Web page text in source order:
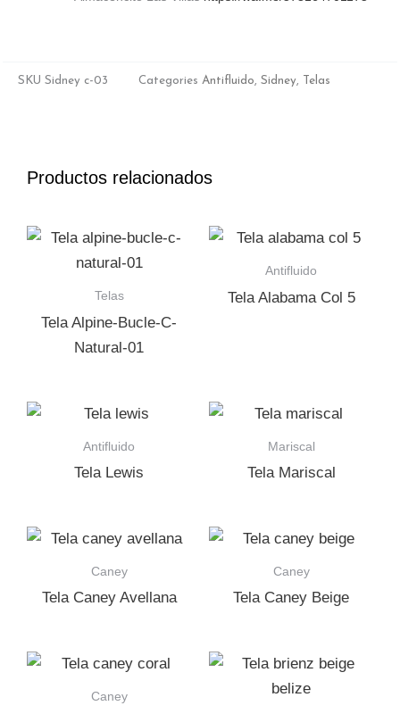
SKU Sidney c-03 Categories Antifluido Sidney Telas
Productos relacionados
Telas
Tela Alpine-Bucle-C-
Natural-01
Antifluido
Tela Alabama Col 5
Antifluido
Tela Lewis
Mariscal
Tela Mariscal
Caney
Tela Caney Avellana
Caney
Tela Caney Beige
Caney